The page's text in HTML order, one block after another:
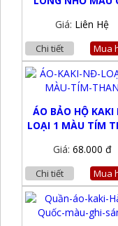
Giá: Liên Hệ
Chi tiết Mua
ÁO BẢO HỘ KAKI
LOẠI 1 MÀU TÍM
Giá: 68.000 đ
Chi tiết Mua